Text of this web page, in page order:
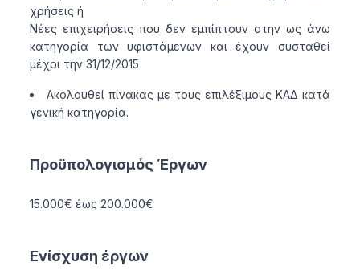
χρήσεις ή
Νέες επιχειρήσεις που δεν εμπίπτουν στην ως άνω
κατηγορία των υφιστάμενων και έχουν συσταθεί
μέχρι την 31/12/2015
Ακολουθεί πίνακας με τους επιλέξιμους ΚΑΔ κατά
γενική κατηγορία.
Προϋπολογισμός Έργων
15.000€ έως 200.000€
Ενίσχυση έργων